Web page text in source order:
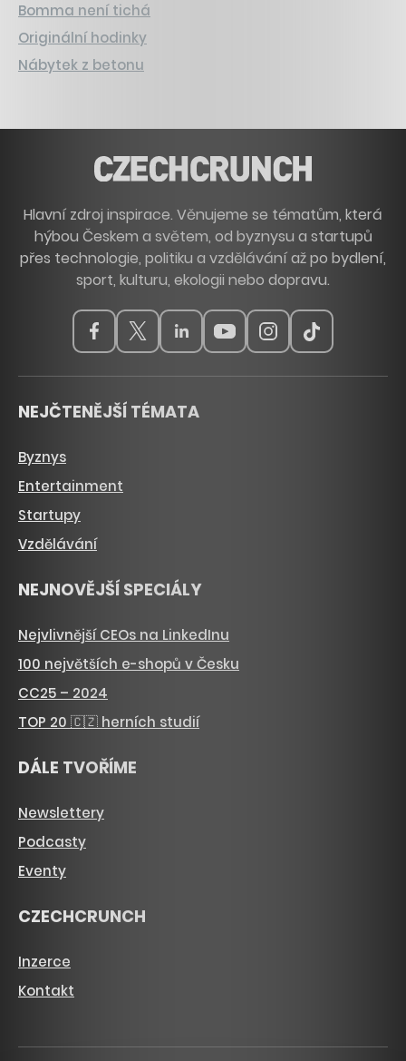
Bomma není tichá
Originální hodinky
Nábytek z betonu
Hlavní zdroj inspirace. Věnujeme se tématům, která
hýbou Českem a světem, od byznysu a startupů
přes technologie, politiku a vzdělávání až po bydlení,
sport, kulturu, ekologii nebo dopravu.
NEJČTENĚJŠÍ TÉMATA
Byznys
Entertainment
Startupy
Vzdělávání
NEJNOVĚJŠÍ SPECIÁLY
Nejvlivnější CEOs na LinkedInu
100 největších e-shopů v Česku
CC25 – 2024
TOP 20 🇨🇿 herních studií
DÁLE TVOŘÍME
Newslettery
Podcasty
Eventy
CZECHCRUNCH
Inzerce
Kontakt